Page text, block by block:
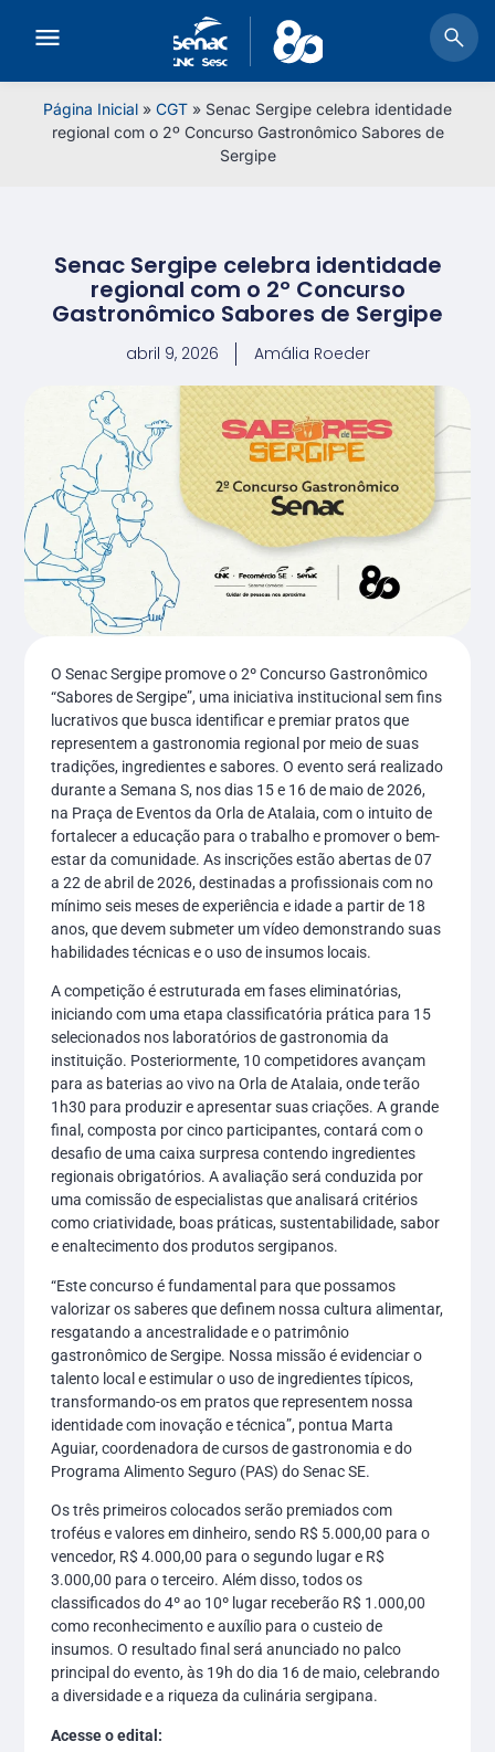
Página Inicial » CGT » Senac Sergipe celebra identidade
regional com o 2º Concurso Gastronômico Sabores de
Sergipe
Senac Sergipe celebra identidade
regional com o 2º Concurso
Gastronômico Sabores de Sergipe
abril 9, 2026 Amália Roeder
O Senac Sergipe promove o 2º Concurso Gastronômico
“Sabores de Sergipe”, uma iniciativa institucional sem fins
lucrativos que busca identificar e premiar pratos que
representem a gastronomia regional por meio de suas
tradições, ingredientes e sabores. O evento será realizado
durante a Semana S, nos dias 15 e 16 de maio de 2026,
na Praça de Eventos da Orla de Atalaia, com o intuito de
fortalecer a educação para o trabalho e promover o bem-
estar da comunidade. As inscrições estão abertas de 07
a 22 de abril de 2026, destinadas a profissionais com no
mínimo seis meses de experiência e idade a partir de 18
anos, que devem submeter um vídeo demonstrando suas
habilidades técnicas e o uso de insumos locais.
A competição é estruturada em fases eliminatórias,
iniciando com uma etapa classificatória prática para 15
selecionados nos laboratórios de gastronomia da
instituição. Posteriormente, 10 competidores avançam
para as baterias ao vivo na Orla de Atalaia, onde terão
1h30 para produzir e apresentar suas criações. A grande
final, composta por cinco participantes, contará com o
desafio de uma caixa surpresa contendo ingredientes
regionais obrigatórios. A avaliação será conduzida por
uma comissão de especialistas que analisará critérios
como criatividade, boas práticas, sustentabilidade, sabor
e enaltecimento dos produtos sergipanos.
“Este concurso é fundamental para que possamos
valorizar os saberes que definem nossa cultura alimentar,
resgatando a ancestralidade e o patrimônio
gastronômico de Sergipe. Nossa missão é evidenciar o
talento local e estimular o uso de ingredientes típicos,
transformando-os em pratos que representem nossa
identidade com inovação e técnica”, pontua Marta
Aguiar, coordenadora de cursos de gastronomia e do
Programa Alimento Seguro (PAS) do Senac SE.
Os três primeiros colocados serão premiados com
troféus e valores em dinheiro, sendo R$ 5.000,00 para o
vencedor, R$ 4.000,00 para o segundo lugar e R$
3.000,00 para o terceiro. Além disso, todos os
classificados do 4º ao 10º lugar receberão R$ 1.000,00
como reconhecimento e auxílio para o custeio de
insumos. O resultado final será anunciado no palco
principal do evento, às 19h do dia 16 de maio, celebrando
a diversidade e a riqueza da culinária sergipana.
Acesse o edital: